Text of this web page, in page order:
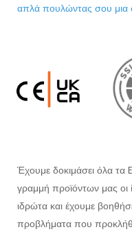
απλά πουλώντας σου μια
Έχουμε δοκιμάσει όλα
γραμμή προϊόντων μας οι
ιδρώτα και έχουμε
προβλήματα που